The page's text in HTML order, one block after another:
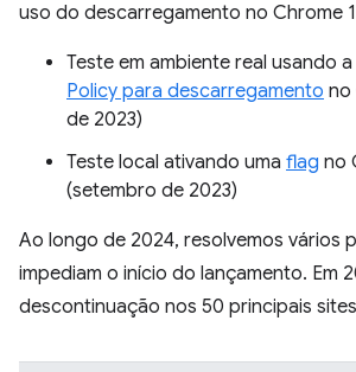
uso do descarregamento no Chrome
Teste em ambiente real usando a
Policy para descarregamento no
de 2023)
Teste local ativando uma flag no
(setembro de 2023)
Ao longo de 2024, resolvemos vários
impediam o início do lançamento. Em
descontinuação nos 50 principais